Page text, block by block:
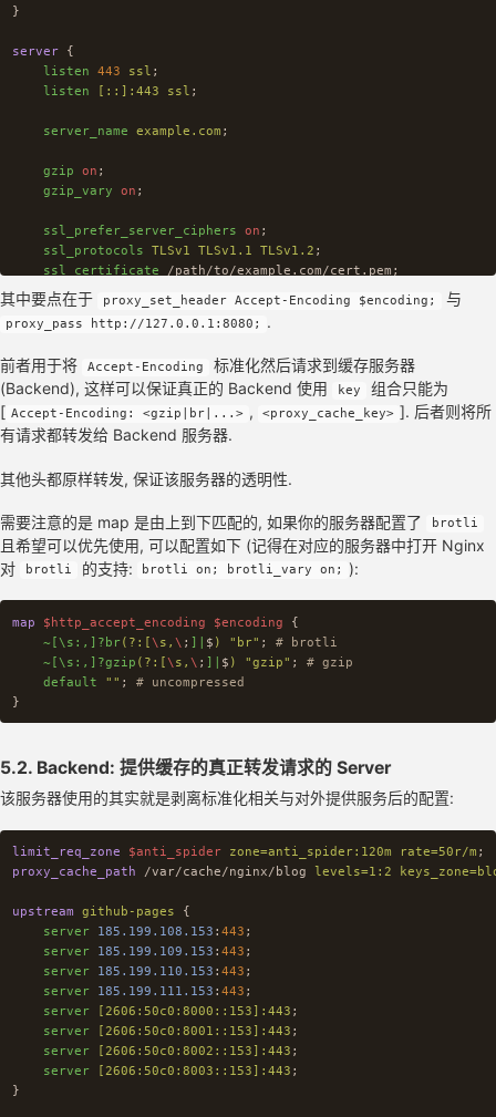
}
server
{
listen
443 ssl ;
listen
[::]:443 ssl ;
server_name example.com ;
gzip on ;
gzip_vary
on ;
ssl_prefer_server_ciphers on ;
ssl_protocols
TLSv1 TLSv1.1 TLSv1.2 ;
ssl_certificate
/path/to/example.com/cert.pem ;
ssl_certificate_key
access_log /var/log/nginx/example.com.frontend.access.log
proxy_redirect off;
proxy_set_header Host $host
proxy_set_header X-Forwarded-For
proxy_set_header
X-Forwarded-Proto
proxy_set_header Accept-Encoding $encoding;
location / {
}
其中要点在于 proxy_set_header Accept-Encoding $encoding; 与
proxy_pass http://127.0.0.1:8080; .
前者用于将 Accept-Encoding
标准化然后请求到缓存服务器
(Backend), 这样可以保证真正的 Backend 使用
key
组合只能为
[ Accept-Encoding: <gzip|br|...> , <proxy_cache_key> ]. 后者则将所
有请求都转发给 Backend 服务器.
其他头都原样转发, 保证该服务器的透明性.
需要注意的是 map 是由上到下匹配的, 如果你的服务器配置了 brotli
且希望可以优先使用, 可以配置如下 (记得在对应的服务器中打开 Nginx
对
brotli 的支持: brotli on; brotli_vary on; ):
map $http_accept_encoding $encoding
{
~[\s:,]?br(?:[\ s, \ ; ]| $ ) "br" ;
# brotli
~[\s:,]?gzip (?:[\ s, \ ; ]| $ ) "gzip" ;
# gzip
default
"" ;
# uncompressed
}
5.2. Backend: 提供缓存的真正转发请求的 Server
该服务器使用的其实就是剥离标准化相关与对外提供服务后的配置:
limit_req_zone $anti_spider zone=anti_spider:120m rate=50r/m ;
proxy_cache_path
/var/cache/nginx/blog levels=1:2
upstream github-pages
{
server
185.199.108.153 : 443 ;
server
185.199.109.153 : 443 ;
server
185.199.110.153 : 443 ;
server
185.199.111.153 : 443 ;
server
[2606:50c0:8000::153]:443 ;
server
[2606:50c0:8001::153]:443 ;
server
[2606:50c0:8002::153]:443 ;
server
[2606:50c0:8003::153]:443 ;
}